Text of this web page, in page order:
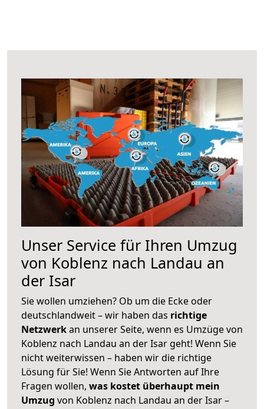
Unser Service für Ihren Umzug
von Koblenz nach Landau an
der Isar
Sie wollen umziehen? Ob um die Ecke oder
deutschlandweit – wir haben das richtige
Netzwerkan unserer Seite, wenn es Umzüge von
Koblenz nach Landau an der Isar geht! Wenn Sie
nicht weiterwissen – haben wir die richtige
Lösung für Sie! Wenn Sie Antworten auf Ihre
Fragen wollen, was kostet überhaupt mein
Umzug von Koblenz nach Landau an der Isar –